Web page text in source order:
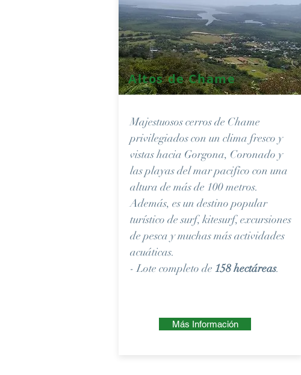
Altos de Chame
Majestuosos cerros de Chame
privilegiados con un clima fresco y
vistas hacia Gorgona, Coronado y
las playas del mar pacifico con una
altura de más de 100 metros.
Además, es un destino popular
turístico de surf, kitesurf, excursiones
de pesca y muchas más actividades
acuáticas.
- Lote completo de 158hectáreas.
Más Información